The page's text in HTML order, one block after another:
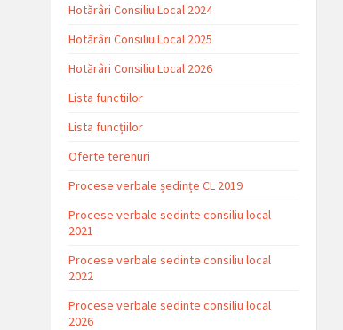
Hotărâri Consiliu Local 2024
Hotărâri Consiliu Local 2025
Hotărâri Consiliu Local 2026
Lista functiilor
Lista funcțiilor
Oferte terenuri
Procese verbale ședințe CL 2019
Procese verbale sedinte consiliu local
2021
Procese verbale sedinte consiliu local
2022
Procese verbale sedinte consiliu local
2026